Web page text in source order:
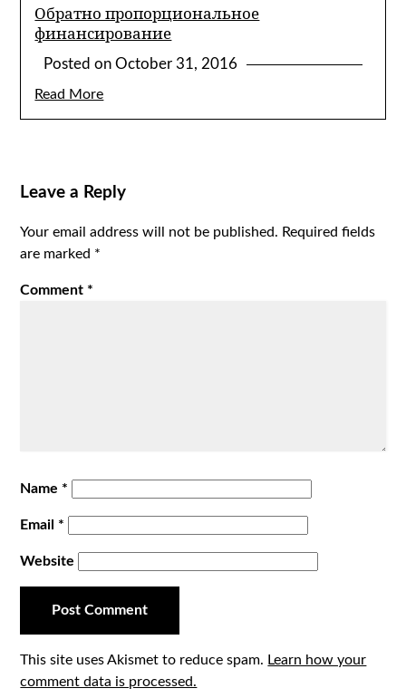
Обратно пропорциональное
финансирование
Posted onOctober 31, 2016
Read More
Leave a Reply
Your email address will not be published. Required fields
are marked *
Comment *
Name *
Email *
Website
This site uses Akismet to reduce spam. Learn how your
comment data is processed.